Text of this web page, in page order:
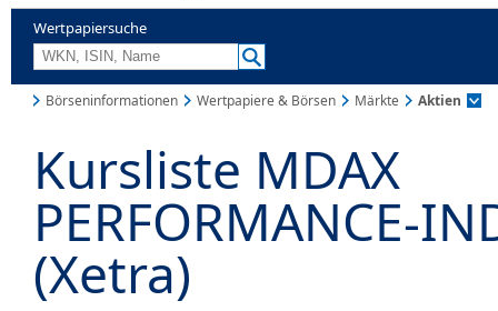
Wertpapiersuche
Börseninformationen Wertpapiere & Börsen Märkte Aktien
Kursliste MDAX
PERFORMANCE-
(Xetra)